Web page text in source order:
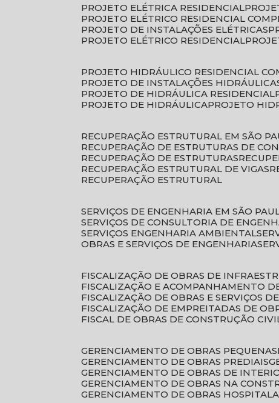
PROJETO ELÉTRICA RESIDENCIAL
PROJETO ELÉTRICO RESIDENCIAL
PROJETO DE INSTALAÇÕES ELÉTRICAS
PROJETO ELÉTRICO RESIDENCIAL
PROJETO HIDRÁULICO RESIDENCIAL
PROJETO DE INSTALAÇÕES
PROJETO DE HIDRÁULICA RESIDENCIAL
PROJETO DE HIDRÁULICA
PROJETO
RECUPERAÇÃO ESTRUTURAL EM SÃO
RECUPERAÇÃO DE ESTRUTURAS DE
RECUPERAÇÃO DE ESTRUTURAS
RECUPERAÇÃO ESTRUTURAL DE VIGAS
RECUPERAÇÃO ESTRUTURAL
SERVIÇOS DE ENGENHARIA EM SÃO
SERVIÇOS DE CONSULTORIA DE
SERVIÇOS ENGENHARIA AMBIENTAL
OBRAS E SERVIÇOS DE ENGENHARIA
FISCALIZAÇÃO DE OBRAS DE
FISCALIZAÇÃO E ACOMPANHAMENTO
FISCALIZAÇÃO DE OBRAS E SERVIÇOS
FISCALIZAÇÃO DE EMPREITADAS DE
FISCAL DE OBRAS DE CONSTRUÇÃO
GERENCIAMENTO DE OBRAS PEQUENAS
GERENCIAMENTO DE OBRAS PREDIAIS
GERENCIAMENTO DE OBRAS DE
GERENCIAMENTO DE OBRAS NA
GERENCIAMENTO DE OBRAS